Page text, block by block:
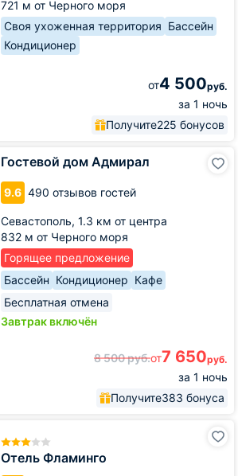
721 м от Черного моря
Своя ухоженная территория Бассейн
Кондиционер
от4 500руб.
за 1 ночь
Получите225 бонусов
Гостевой дом Адмирал
9.6 490 отзывов гостей
Севастополь, 1.3 км от центра
832 м от Черного моря
Горящее предложение
Бассейн Кондиционер Кафе
Бесплатная отмена
Завтрак включён
8 500руб.от7 650руб.
за 1 ночь
Получите383 бонуса
Отель Фламинго